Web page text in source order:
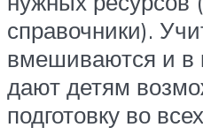
справочники).
вмешиваются и в
дают детям
подготовку во